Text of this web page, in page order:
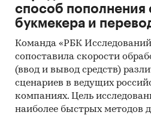
Рынок снегоуборочных машин и
России.
Мониторинг материалов печатных
специализированных изданий,
Интернет; материалов
способ пополнения
букмекера и
Команда «РБК
сопоставила скорости
(ввод и вывод средств)
сценариев в ведущих
компаниях. Цель
наиболее быстрых методов